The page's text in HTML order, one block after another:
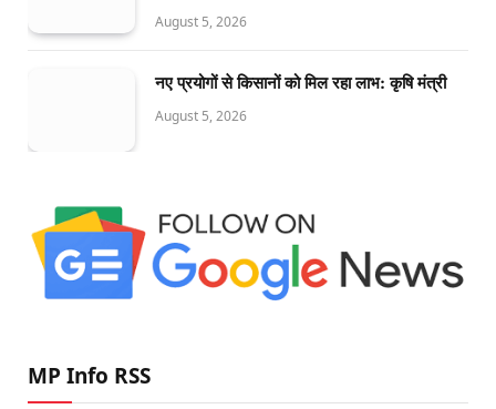
August 5, 2026
नए प्रयोगों से किसानों को मिल रहा लाभ: कृषि मंत्री
August 5, 2026
MP Info RSS